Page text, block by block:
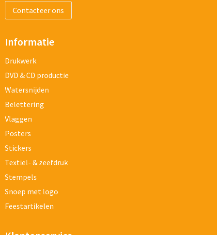
Contacteer ons
Informatie
Drukwerk
DVD & CD productie
Watersnijden
Belettering
Vlaggen
Posters
Stickers
Textiel- & zeefdruk
Stempels
Snoep met logo
Feestartikelen